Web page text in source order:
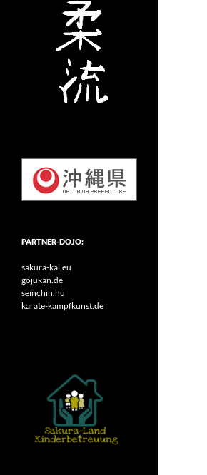
PARTNER-DOJO:
sakura-kai.eu
gojukan.de
seinchin.hu
karate-kampfkunst.de